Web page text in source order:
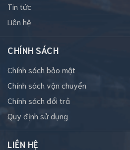
Tin tức
Liên hệ
CHÍNH SÁCH
Chính sách bảo mật
Chính sách vận chuyển
Chính sách đổi trả
Quy định sử dụng
LIÊN HỆ